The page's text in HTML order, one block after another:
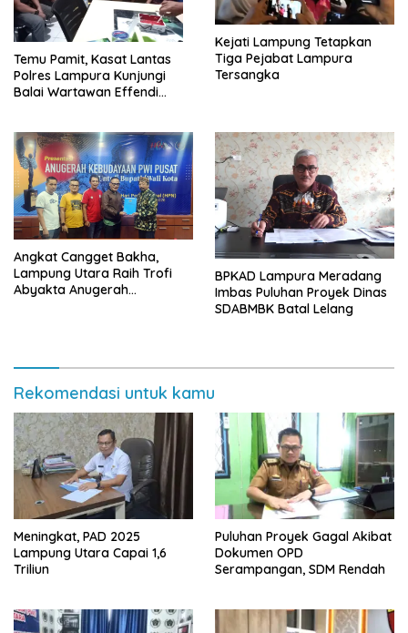
Temu Pamit, Kasat Lantas
Polres Lampura Kunjungi
Balai Wartawan Effendi
Kejati Lampung Tetapkan
Tiga Pejabat Lampura
Tersangka
Angkat Cangget Bakha,
Lampung Utara Raih Trofi
Abyakta Anugerah
BPKAD Lampura Meradang
Imbas Puluhan Proyek Dinas
SDABMBK Batal Lelang
Rekomendasi untuk kamu
Meningkat, PAD 2025
Lampung Utara Capai 1,6
Triliun
Puluhan Proyek Gagal Akibat
Dokumen OPD
Serampangan, SDM Rendah